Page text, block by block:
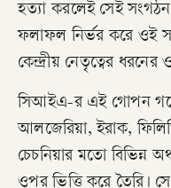
হত্যা করলেই সেই
ফলাফল নির্ভর করে ওই
কেন্দ্রীয় নেতৃত্বের ধরনের
​সিআইএ-র এই গোপন
আলজেরিয়া, ইরাক,
চেচনিয়ার মতো বিভিন্ন
ওপর ভিত্তি করে তৈরি।